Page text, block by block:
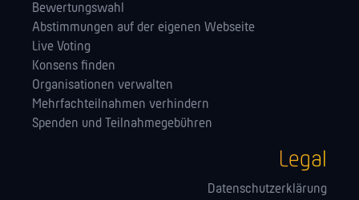
Bewertungswahl
Abstimmungen auf der eigenen Webseite
Live Voting
Konsens finden
Orga­nisationen verwalten
Mehrfachteilnahmen verhindern
Spenden und Teilnahmegebühren
Legal
Datenschutzerklärung